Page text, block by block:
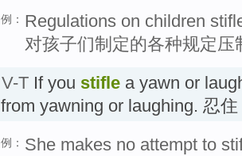
例： Regulations on children
对孩子们制定的各种规定压
V-T If you stifle a yawn or
from yawning or laughing. 忍
例： She makes no attempt to